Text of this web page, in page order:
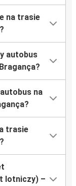
na trasie
autobus
na
trasie
lotniczy) –